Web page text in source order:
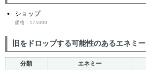
ショップ
価格：175000
旧をドロップする可能性のあるエネミー
分類 エネミー